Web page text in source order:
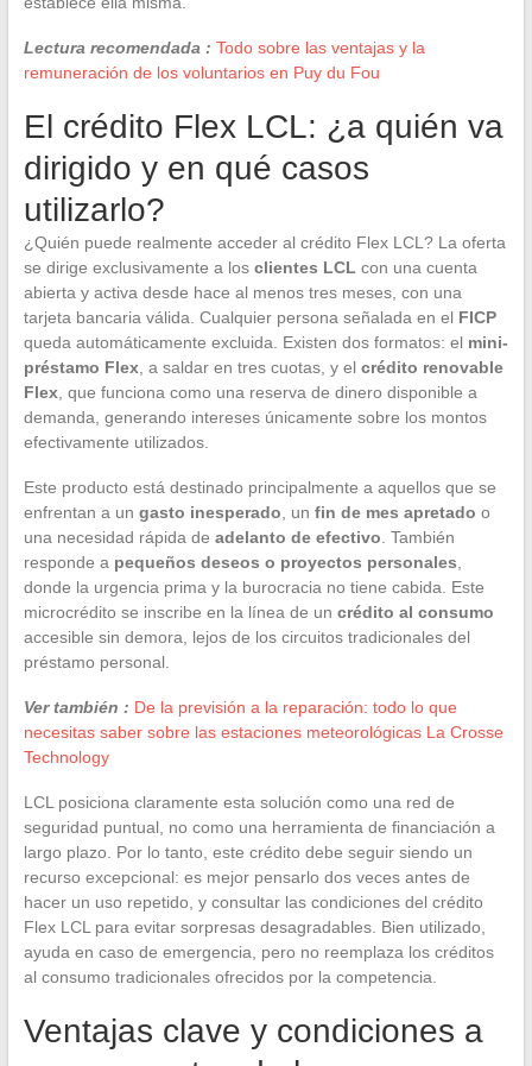
Lectura recomendada : Todo sobre las ventajas y la
remuneración de los voluntarios en Puy du Fou
El crédito Flex LCL: ¿a quién va
dirigido y en qué casos
utilizarlo?
¿Quién puede realmente acceder al crédito Flex LCL? La oferta
se dirige exclusivamente a los clientes LCL con una cuenta
abierta y activa desde hace al menos tres meses, con una
tarjeta bancaria válida. Cualquier persona señalada en el FICP
queda automáticamente excluida. Existen dos formatos: el mini-
préstamo Flex, a saldar en tres cuotas, y el crédito renovable
Flex, que funciona como una reserva de dinero disponible a
demanda, generando intereses únicamente sobre los montos
efectivamente utilizados.
Este producto está destinado principalmente a aquellos que se
enfrentan a un gasto inesperado , un fin de mes apretado o
una necesidad rápida de adelanto de efectivo . También
responde a pequeños deseos o proyectos personales
donde la urgencia prima y la burocracia no tiene cabida. Este
microcrédito se inscribe en la línea de un crédito al consumo
accesible sin demora, lejos de los circuitos tradicionales del
préstamo personal.
Ver también : De la previsión a la reparación: todo lo que
necesitas saber sobre las estaciones meteorológicas La Crosse
Technology
LCL posiciona claramente esta solución como una red de
seguridad puntual, no como una herramienta de financiación a
largo plazo. Por lo tanto, este crédito debe seguir siendo un
recurso excepcional: es mejor pensarlo dos veces antes de
hacer un uso repetido, y consultar las condiciones del crédito
Flex LCL para evitar sorpresas desagradables. Bien utilizado,
ayuda en caso de emergencia, pero no reemplaza los créditos
al consumo tradicionales ofrecidos por la competencia.
Ventajas clave y condiciones a